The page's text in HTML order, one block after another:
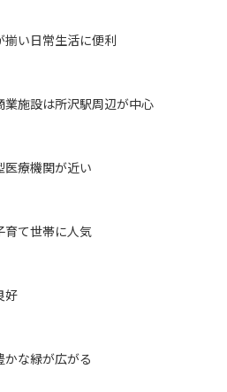
い日常生活に便利
施設は所沢駅周辺が中心
医療機関が近い
育て世帯に人気
好
な緑が広がる